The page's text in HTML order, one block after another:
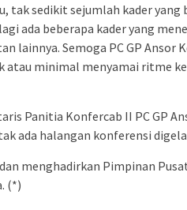
tak sedikit sejumlah kader yang
ada beberapa kader yang
lainnya. Semoga PC GP Ansor
atau minimal menyamai ritme
Panitia Konfercab II PC GP
ada halangan konferensi
menghadirkan Pimpinan
(*)